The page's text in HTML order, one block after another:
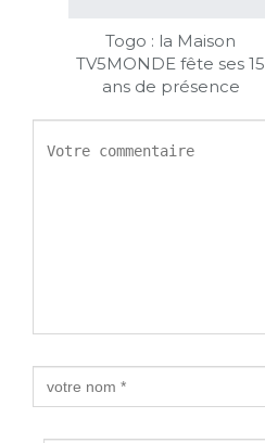
Togo : la Maison
TV5MONDE fête ses 15
ans de présence